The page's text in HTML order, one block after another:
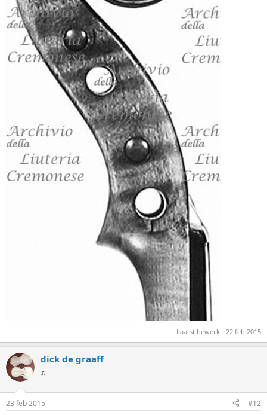
Laatst bewerkt: 22 feb 2015
dick de graaff
♫
23 feb 2015 #12